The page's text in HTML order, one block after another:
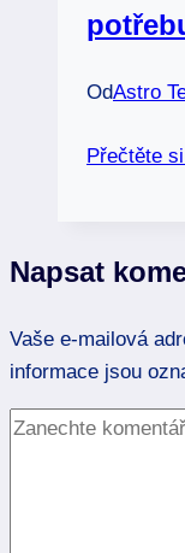
OdAstro
Přečtěte
Napsat
Vaše e-mailová
informace jsou